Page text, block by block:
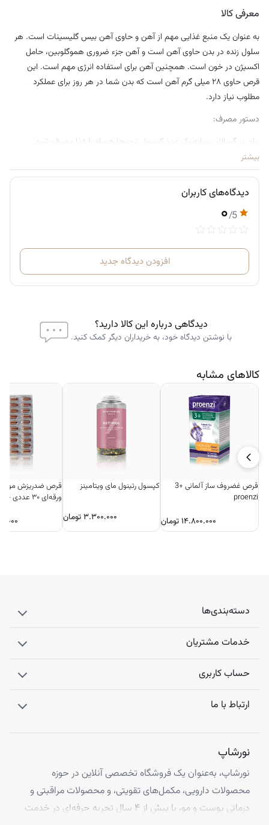
معرفی کالا
به عنوان یک منبع غذایی مهم از آهن و حاوی آهن بیس گلیسینات است. هر
سلول زنده در بدن حاوی آهن است و آهن جزء ضروری هموگلوبین، حامل
اکسیژن در خون است. همچنین آهن برای استفاده انرژی مهم است. این
قرص حاوی ۲۸ میلی گرم آهن است که بدن شما در هر روز برای عملکرد
مطلوب نیاز دارد.
دستور مصرف:
برای بزرگسالان روزانه یک عدد کپسول ترجیحا همراه با غذا مصرف شود.
بیشتر
دیدگاه‌های کاربران
۰/5
افزودن دیدگاه جدید
دیدگاهی درباره این کالا دارید؟
با نوشتن دیدگاه خود، به خریداران دیگر کمک کنید.
کالاهای مشابه
قرص غضروف ساز آلمانی +3
proenzi
۱۴.۸۰۰.۰۰۰ تومان
کپسول رتینول مای ویتامینز
۳.۳۰۰.۰۰۰تومان
قرص ضدریزش مو
ورقه‌ای ۳۰ عددی – بایر آلمان
دسته‌بندی‌ها
خدمات مشتریان
حساب کاربری
ارتباط با ما
نورشاپ
نورشاپ، به‌عنوان یک فروشگاه تخصصی آنلاین در حوزه
محصولات دارویی، مکمل‌های تقویتی، و محصولات مراقبتی و
درمانی پوست و مو، با بیش از ۴ سال تجربه حرفه‌ای در خدمت